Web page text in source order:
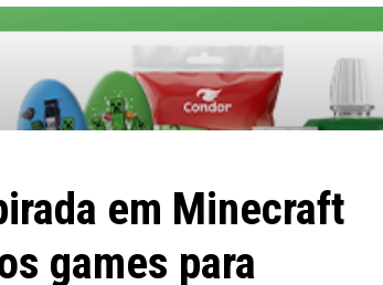
em Minecraft
games para